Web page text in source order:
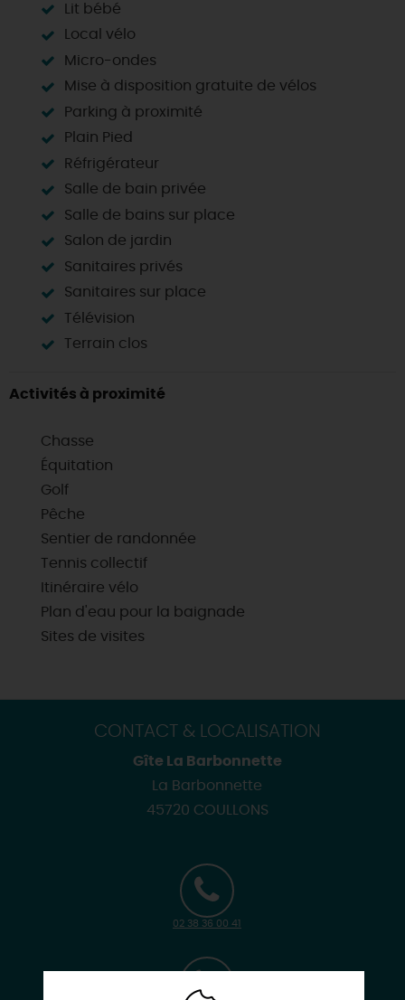
Lit bébé
Local vélo
Micro-ondes
Mise à disposition gratuite de vélos
Parking à proximité
Plain Pied
Réfrigérateur
Salle de bain privée
Salle de bains sur place
Salon de jardin
Sanitaires privés
Sanitaires sur place
Télévision
Terrain clos
Activités à proximité
Chasse
Équitation
Golf
Pêche
Sentier de randonnée
Tennis collectif
Itinéraire vélo
Plan d'eau pour la baignade
Sites de visites
CONTACT & LOCALISATION
Gîte La Barbonnette
La Barbonnette
45720 COULLONS
02 38 36 00 41